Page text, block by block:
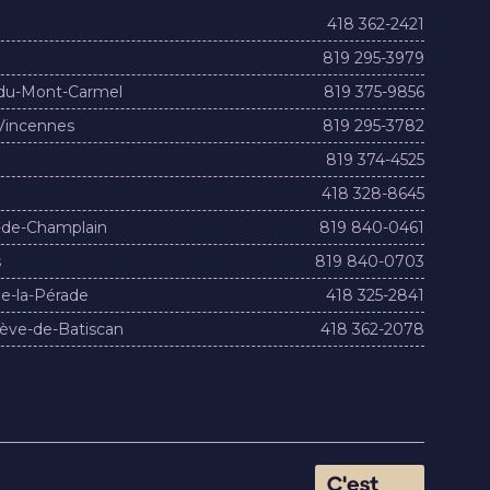
418 362-2421
819 295-3979
Mont-Carmel
819 375-9856
819 295-3782
819 374-4525
418 328-8645
Champlain
819 840-0461
819 840-0703
la-Pérade
418 325-2841
de-Batiscan
418 362-2078